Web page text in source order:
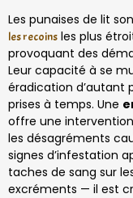
Les punaises de lit
les recoins les plus
provoquant des
Leur capacité à se
éradication d’autant
prises à temps. Une
offre une
les désagréments
signes d’infestation
taches de sang sur
excréments — il est